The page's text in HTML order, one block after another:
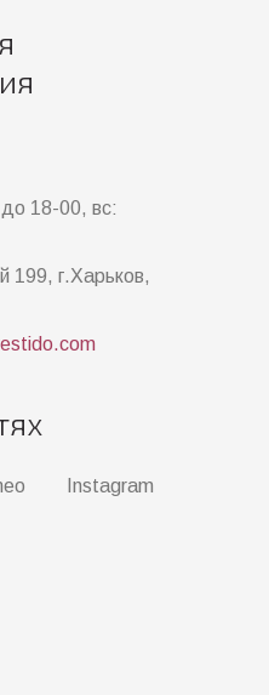
18-00, вс:
199, г.Харьков,
Instagram